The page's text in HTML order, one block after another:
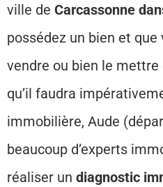
ville de Carcassonne
possédez un bien et
vendre ou bien le
qu’il faudra
immobilière, Aude
beaucoup d’experts
réaliser un diagnostic